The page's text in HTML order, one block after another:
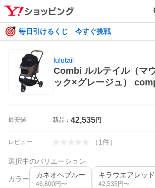
毎日引けるくじ 今すぐ挑戦
lulutail
Combi ルルテイル（マ
ック×グレージュ）
最安値 新品： 42,535円
レビュー （1件）
選択中のバリエーション
カラー カネオヘブルー
46,800 円〜 42,535 円〜